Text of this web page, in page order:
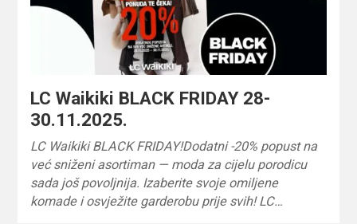
LC Waikiki BLACK FRIDAY 28-
30.11.2025.
LC Waikiki BLACK FRIDAY!Dodatni -20% popust na
već sniženi asortiman — moda za cijelu porodicu
sada još povoljnija. Izaberite svoje omiljene
komade i osvježite garderobu prije svih! LC…